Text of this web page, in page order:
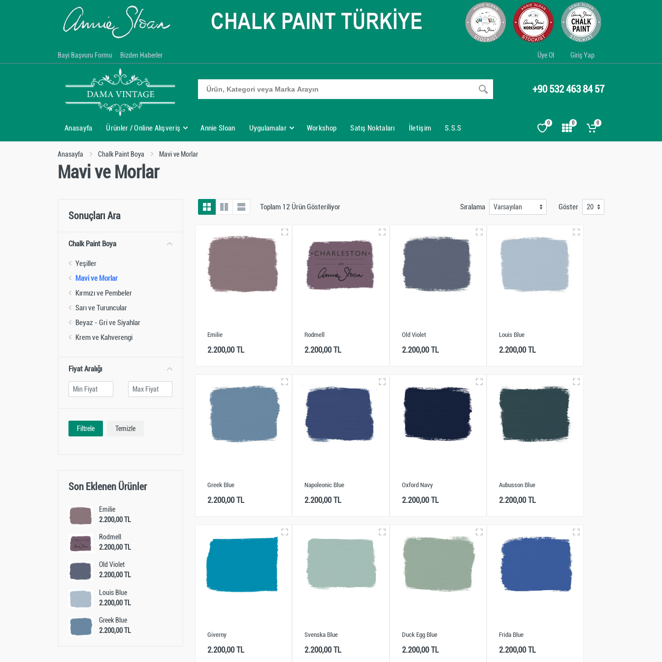
Bayi Başvuru Formu Bizden Haberler Üye Ol Giriş Yap
+90 532 463 84 57
Anasayfa Ürünler / Online Alışveriş Annie Sloan Uygulamalar Workshop Satış Noktaları İletişim S.S.S
0 0 0
Anasayfa Chalk Paint Boya Mavi ve Morlar
Mavi ve Morlar
Sonuçları Ara
Chalk Paint Boya
Yeşiller
Mavi ve Morlar
Kırmızı ve Pembeler
Sarı ve Turuncular
Beyaz - Gri ve Siyahlar
Krem ve Kahverengi
Fiyat Aralığı
Filtrele Temizle
Son Eklenen Ürünler
Emilie
2.200,00 TL
Rodmell
2.200,00 TL
Old Violet
2.200,00 TL
Louis Blue
2.200,00 TL
Greek Blue
2.200,00 TL
Toplam 12 Ürün Gösteriliyor Sıralama Göster
Emilie
2.200,00 TL
Rodmell
2.200,00 TL
Old Violet
2.200,00 TL
Louis Blue
2.200,00 TL
Greek Blue
2.200,00 TL
Napoleonic Blue
2.200,00 TL
Oxford Navy
2.200,00 TL
Aubusson Blue
2.200,00 TL
Giverny
2.200,00 TL
Svenska Blue
2.200,00 TL
Duck Egg Blue
2.200,00 TL
Frida Blue
2.200,00 TL